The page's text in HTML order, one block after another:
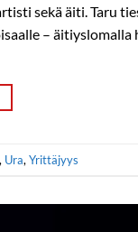
sekä äiti. Taru
–
, Ura, Yrittäjyys